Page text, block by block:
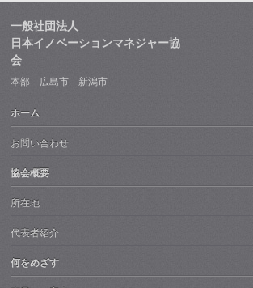
一般社団法人
日本イノベーションマネジャー協
会
本部 広島市 新潟市
ホーム
お問い合わせ
協会概要
所在地
代表者紹介
何をめざす